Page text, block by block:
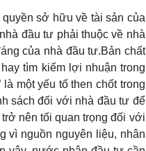
sở hữu về tài sản của
đầu tư phải thuộc về nhà
của nhà đầu tư.Bản chất
tìm kiếm lợi nhuận trong
một yếu tố then chốt trong
sách đối với nhà đầu tư để
nên tối quan trọng đối với
vì nguồn nguyên liệu, nhân